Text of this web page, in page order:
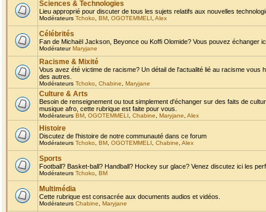
Sciences & Technologies
Lieu approprié pour discuter de tous les sujets relatifs aux nouvelles
Modérateurs Tchoko BM OGOTEMMELI Alex
Célébrités
Fan de Michaël Jackson, Beyonce ou Koffi Olomide? Vous pouvez échanger
ModérateurMaryjane
Racisme & Mixité
Vous avez été victime de racisme? Un détail de l'actualité lié au racisme
des autres.
Modérateurs Tchoko Chabine Maryjane
Culture & Arts
Besoin de renseignement ou tout simplement d'échanger sur des faits de
musique afro, cette rubrique est faite pour vous.
Modérateurs BM OGOTEMMELI Chabine Maryjane Alex
Histoire
Discutez de l'histoire de notre communauté dans ce forum
Modérateurs Tchoko BM OGOTEMMELI Chabine Alex
Sports
Football? Basket-ball? Handball? Hockey sur glace? Venez discutez ici les
Modérateurs Tchoko BM
Multimédia
Cette rubrique est consacrée aux documents audios et vidéos.
Modérateurs Chabine Maryjane